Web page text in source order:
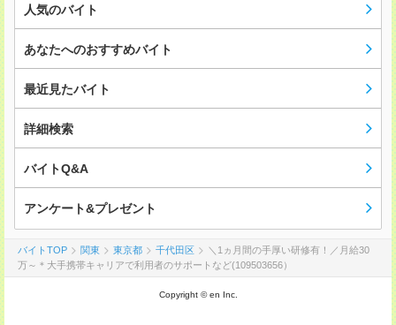
人気のバイト
あなたへのおすすめバイト
最近見たバイト
詳細検索
バイトQ&A
アンケート&プレゼント
バイトTOP 関東 東京都 千代田区
＼1ヵ月間の手厚い研修有！／月給30
万～＊大手携帯キャリアで利用者のサポートなど(109503656）
Copyright © en Inc.